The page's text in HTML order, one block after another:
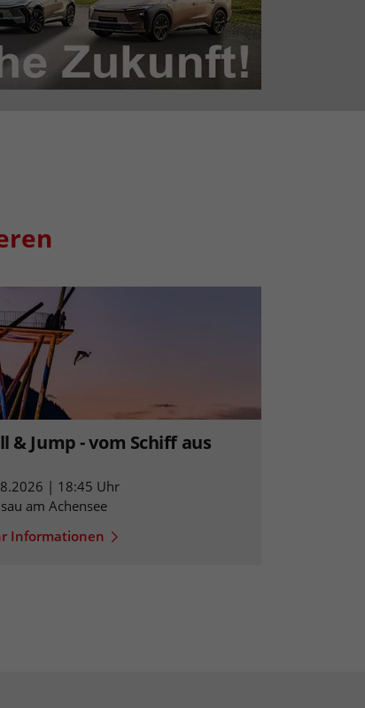
& Jump - vom Schiff aus
| 18:45 Uhr
am Achensee
Informationen